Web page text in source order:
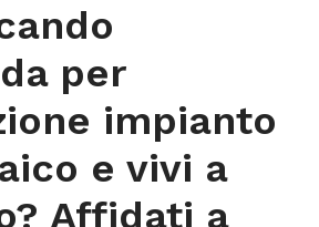
per
impianto
e vivi a
Affidati a